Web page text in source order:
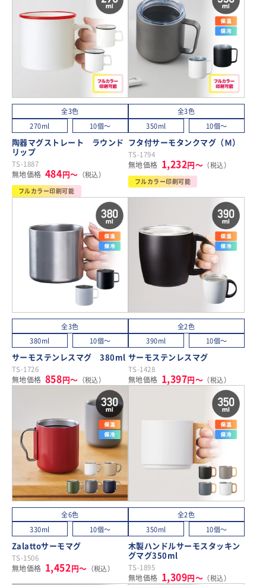
全3色
270ml
10個～
陶器マグストレート ラウンド
リップ
TS-1887
無地価格 484円～ （税込）
フルカラー印刷可能
全3色
350ml
10個～
フタ付サーモタンクマグ（Ｍ）
TS-1794
無地価格 1,232円～ （税込）
フルカラー印刷可能
全3色
380ml
10個～
サーモステンレスマグ 380ml
TS-1726
無地価格 858円～ （税込）
全2色
390ml
10個～
サーモステンレスマグ
TS-1428
無地価格 1,397円～ （税込）
全6色
330ml
10個～
Zalattoサーモマグ
TS-1506
無地価格 1,452円～ （税込）
全2色
350ml
10個～
木製ハンドルサーモスタッキン
グマグ350ml
TS-1895
無地価格 1,309円～ （税込）